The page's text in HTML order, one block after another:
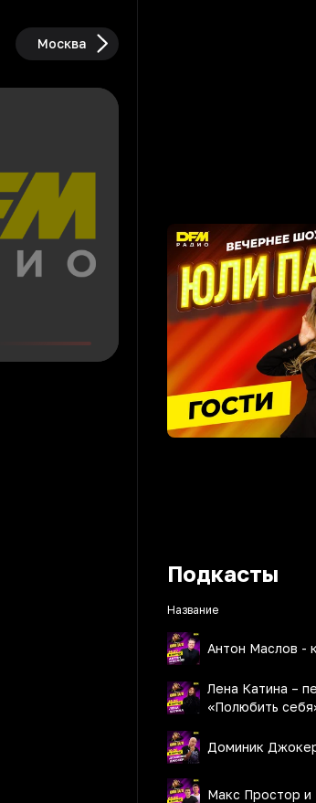
Москва
Подкасты
Название
Антон Маслов -
Лена Катина –
«Полюбить
Доминик
Макс Простор и